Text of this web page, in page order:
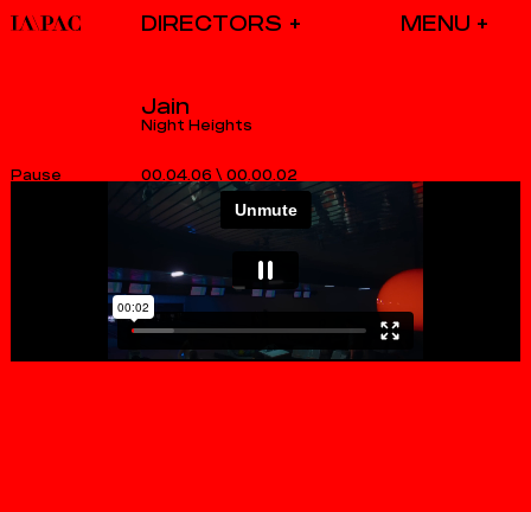
DIRECTORS
00.04.06 \ 00.00.02
Jain
Night Heights